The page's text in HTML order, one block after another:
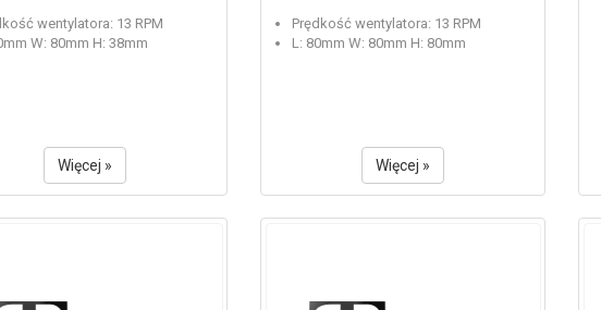
wentylatora: 13 RPM
W: 80mm H: 38mm
Więcej »
Prędkość wentylatora: 13 RPM
L: 80mm W: 80mm H: 80mm
Więcej »